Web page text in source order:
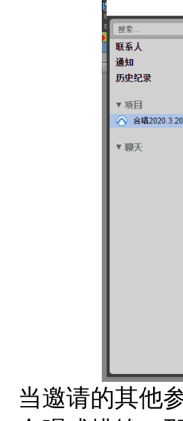
当邀请的其他